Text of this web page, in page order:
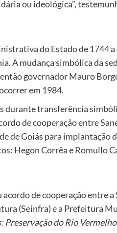
ou ideológica”,
do Estado de 1744
A mudança simbólica da
governador Mauro
em 1984.
de cooperação entre
de Goiás para implantação
Hegon Corrêa e Romullo
de cooperação entre a
(Seinfra) e a Prefeitura
Preservação do Rio Vermelho